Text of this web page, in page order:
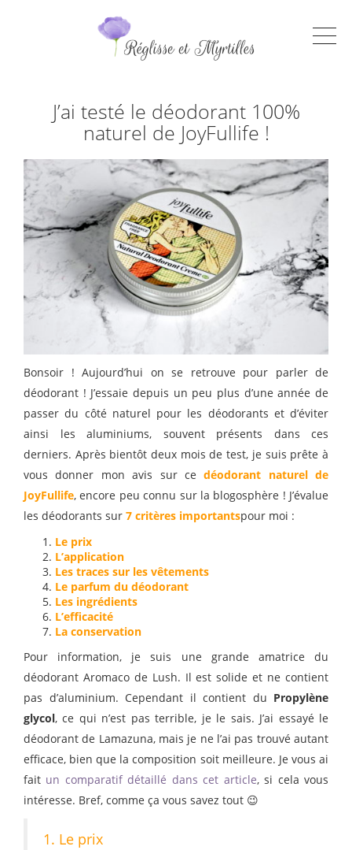
J’ai testé le déodorant 100%
naturel de JoyFullife !
Bonsoir ! Aujourd’hui on se retrouve pour parler de
déodorant ! J’essaie depuis un peu plus d’une année de
passer du côté naturel pour les déodorants et d’éviter
ainsi les aluminiums, souvent présents dans ces
derniers. Après bientôt deux mois de test, je suis prête à
vous donner mon avis sur cedéodorant naturel de
JoyFullife, encore peu connu sur la blogosphère ! J’évalue
les déodorants sur 7 critères importantspour moi :
Le prix
L’application
Les traces sur les vêtements
Le parfum du déodorant
Les ingrédients
L’efficacité
La conservation
Pour information, je suis une grande amatrice du
déodorant Aromaco de Lush. Il est solide et ne contient
pas d’aluminium. Cependant il contient du Propylène
glycol, ce qui n’est pas terrible, je le sais. J’ai essayé le
déodorant de Lamazuna, mais je ne l’ai pas trouvé autant
efficace, bien que la composition soit meilleure. Je vous ai
fait un comparatif détaillé dans cet article, si cela vous
intéresse. Bref, comme ça vous savez tout 😉
1. Le prix